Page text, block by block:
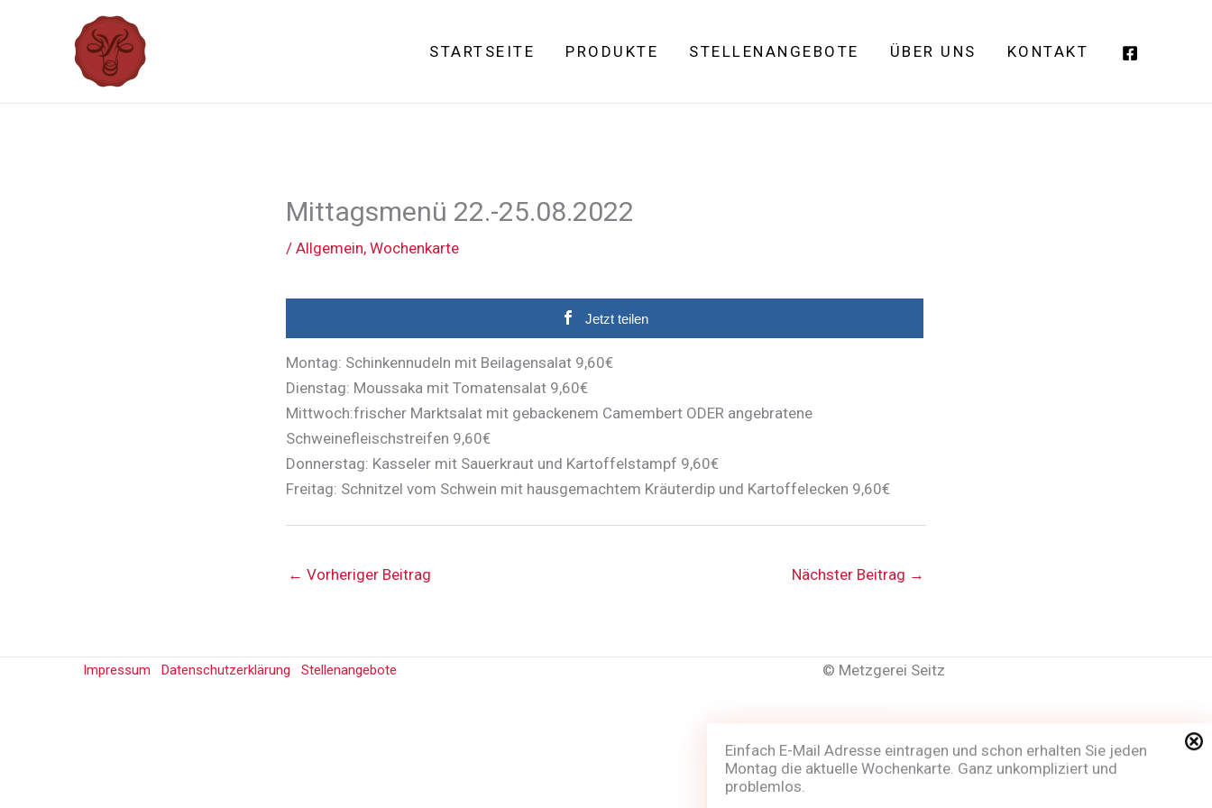
STARTSEITE PRODUKTE STELLENANGEBOTE ÜBER UNS KONTAKT
Mittagsmenü 22.-25.08.2022
/ Allgemein, Wochenkarte
Jetzt teilen
Montag: Schinkennudeln mit Beilagensalat 9,60€
Dienstag: Moussaka mit Tomatensalat 9,60€
Mittwoch:frischer Marktsalat mit gebackenem Camembert ODER angebratene
Schweinefleischstreifen 9,60€
Donnerstag: Kasseler mit Sauerkraut und Kartoffelstampf 9,60€
Freitag: Schnitzel vom Schwein mit hausgemachtem Kräuterdip und Kartoffelecken 9,60€
Einfach E-Mail Adresse eintragen und schon erhalten Sie jeden
Montag die aktuelle Wochenkarte. Ganz unkompliziert und
problemlos.
← Vorheriger Beitrag Nächster Beitrag →
Impressum Datenschutzerklärung Stellenangebote © Metzgerei Seitz